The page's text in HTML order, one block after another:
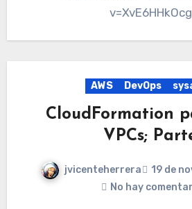
AWS DevOps
CloudFormation
VPCs;
jvicenteherrera
19 de
No hay